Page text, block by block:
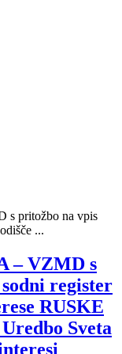
s pritožbo na vpis
...
– VZMD s
register
RUSKE
Sveta